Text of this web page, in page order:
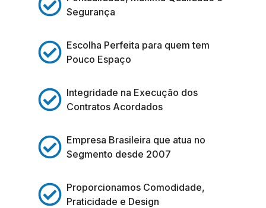
Segurança
Escolha Perfeita para quem tem
Pouco Espaço
Integridade na Execução dos
Contratos Acordados
Empresa Brasileira que atua no
Segmento desde 2007
Proporcionamos Comodidade,
Praticidade e Design